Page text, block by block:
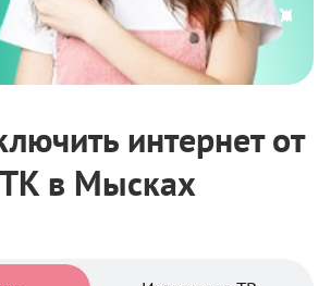
интернет от
в Мысках
Тарифы